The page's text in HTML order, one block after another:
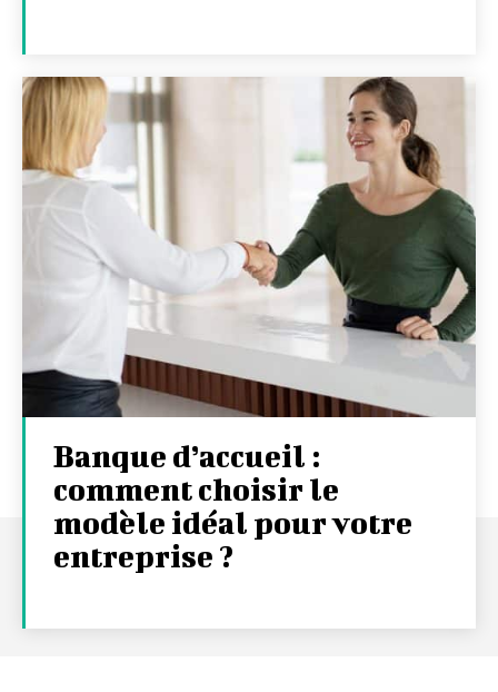
Banque d’accueil :
comment choisir le
modèle idéal pour votre
entreprise ?